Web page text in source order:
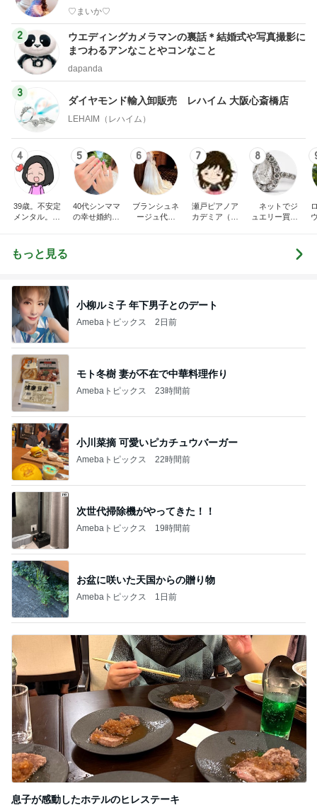
♡まいか♡
2
ウエディングカメラマンの裏話＊結婚式や写真撮影に
まつわるアンなことやコンなこと
dapanda
3
ダイヤモンド輸入卸販売 レハイム 大阪心斎橋店
LEHAIM（レハイム）
4
39歳。不安定
メンタル。婚
トブログ。
5
40代シンママ
の幸せ婚約日
6
ブランシュネ
ージュ代官
7
瀬戸ピアノア
カデミア（瀬
8
ネットでジ
ュエリー買っ
もっと見る
小柳ルミ子 年下男子とのデート
Amebaトピックス 2日前
モト冬樹 妻が不在で中華料理作り
Amebaトピックス 23時間前
小川菜摘 可愛いピカチュウバーガー
Amebaトピックス 22時間前
次世代掃除機がやってきた！！
Amebaトピックス 19時間前
お盆に咲いた天国からの贈り物
Amebaトピックス 1日前
息子が感動したホテルのヒレステーキ